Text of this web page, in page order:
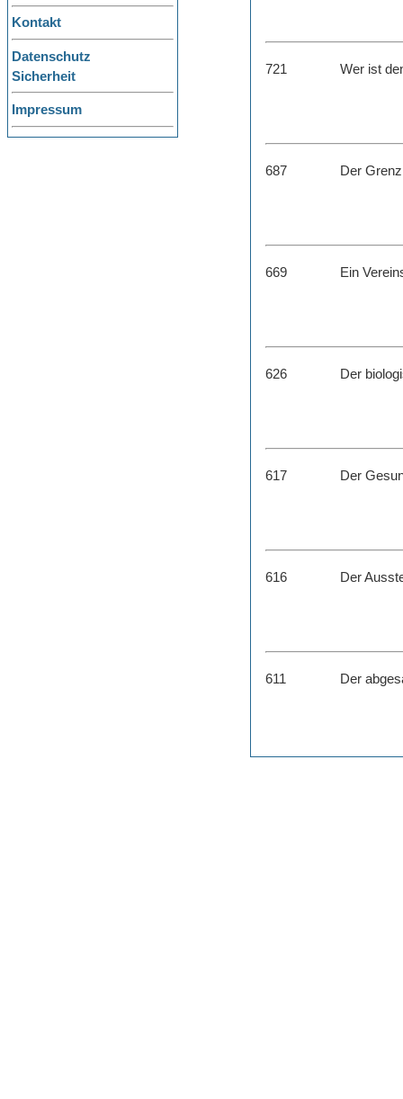
Kontakt
Datenschutz
Sicherheit
Impressum
721 Wer ist
687 Der
669 Ein
626 Der
617 Der
616 Der
611 Der